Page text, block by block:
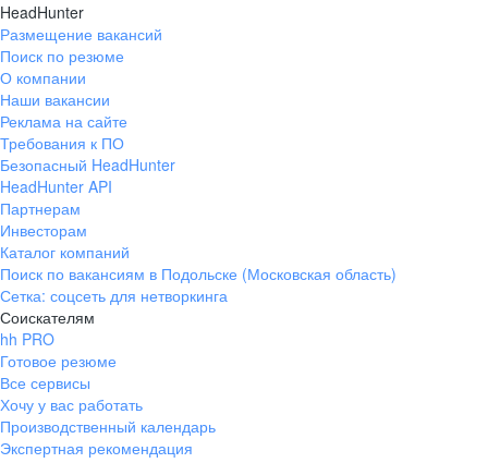
HeadHunter
Размещение вакансий
Поиск по резюме
О компании
Наши вакансии
Реклама на сайте
Требования к ПО
Безопасный HeadHunter
HeadHunter API
Партнерам
Инвесторам
Каталог компаний
Поиск по вакансиям в Подольске (Московская область)
Сетка: соцсеть для нетворкинга
Соискателям
hh PRO
Готовое резюме
Все сервисы
Хочу у вас работать
Производственный календарь
Экспертная рекомендация